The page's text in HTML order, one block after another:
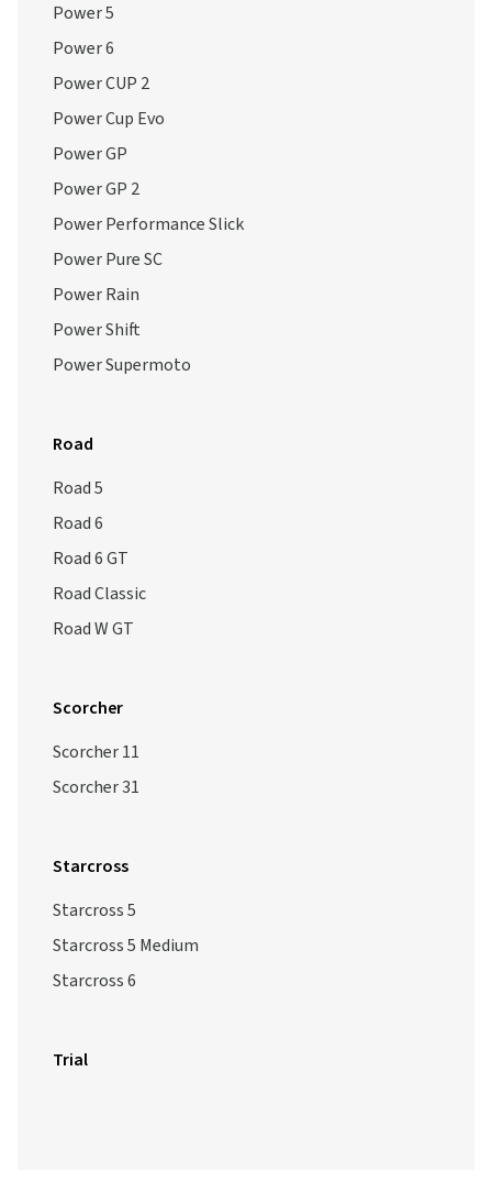
Power 5
Power 6
Power CUP 2
Power Cup Evo
Power GP
Power GP 2
Power Performance Slick
Power Pure SC
Power Rain
Power Shift
Power Supermoto
Road
Road 5
Road 6
Road 6 GT
Road Classic
Road W GT
Scorcher
Scorcher 11
Scorcher 31
Starcross
Starcross 5
Starcross 5 Medium
Starcross 6
Trial